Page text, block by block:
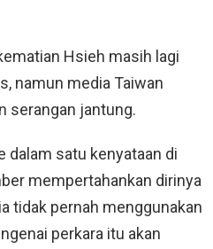
Hsieh masih lagi
namun media Taiwan
serangan jantung.
dalam satu kenyataan di
mempertahankan dirinya
tidak pernah menggunakan
perkara itu akan